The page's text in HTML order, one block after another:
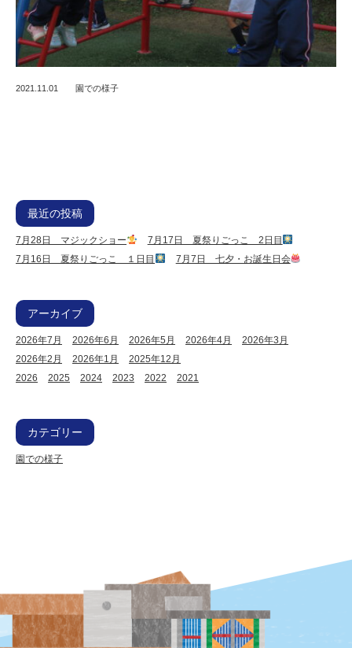
2021.11.01 園での様子
最近の投稿
7月28日 マジックショー
7月17日 夏祭りごっこ 2日目
7月16日 夏祭りごっこ １日目
7月7日 七夕・お誕生日会
アーカイブ
2026年7月 2026年6月 2026年5月 2026年4月
2026年3月
2026年2月
2026年1月
2025年12月
2026
2025 2024 2023 2022 2021
カテゴリー
園での様子